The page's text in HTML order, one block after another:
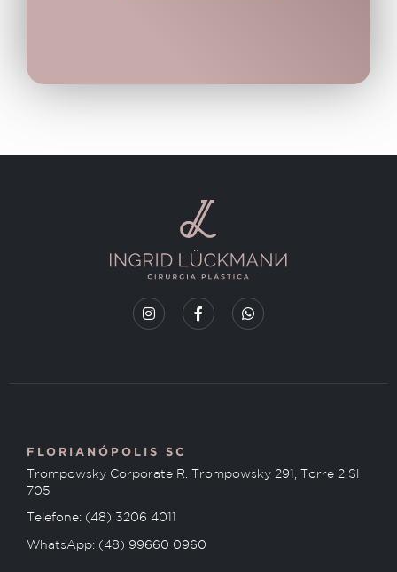
FLORIANÓPOLIS SC
Trompowsky Corporate R. Trompowsky 291, Torre 2 Sl
705
Telefone: (48) 3206 4011
WhatsApp: (48) 99660 0960